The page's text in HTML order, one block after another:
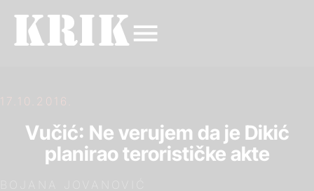
17.10.2016.
Vučić: Ne verujem da je Dikić
planirao terorističke akte